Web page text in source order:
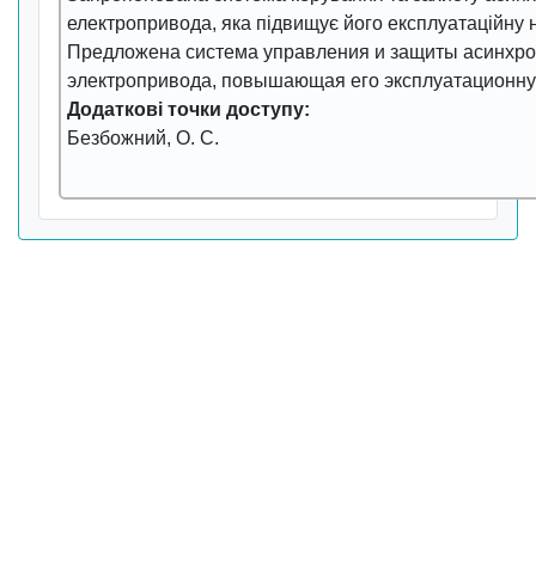
електропривода, яка підвищує його експлуатаційну
Предложена система управления и защиты
электропривода, повышающая его
Додаткові точки доступу:
Безбожний, О. С.